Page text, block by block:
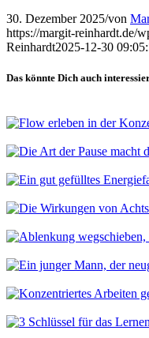
30. Dezember 2025/von
https://margit-reinhardt.de/
Reinhardt2025-12-30
Das könnte Dich auch